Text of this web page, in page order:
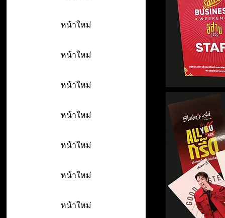
หน้าใหม่
หน้าใหม่
หน้าใหม่
หน้าใหม่
หน้าใหม่
หน้าใหม่
หน้าใหม่